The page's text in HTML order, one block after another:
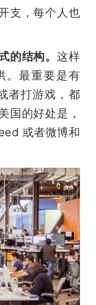
支，每个人也
的结构。 这样
。最重要是有
者打游戏，都
国的好处是，
或者微博和